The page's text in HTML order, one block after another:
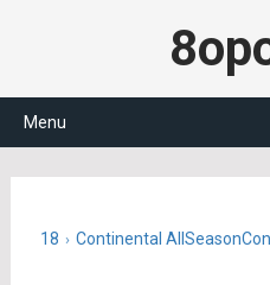
Menu
60 R18 Continental